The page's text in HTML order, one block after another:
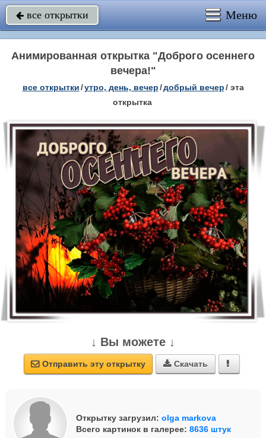
 все открытки Меню
Анимированная открытка "Доброго осеннего
вечера!"
все открытки/утро, день, вечер/добрый вечер/ эта
открытка
↓ Вы можете ↓
 Отправить эту открытку  Скачать 
Открытку загрузил: olga markova
Всего картинок в галерее: 8636 штук